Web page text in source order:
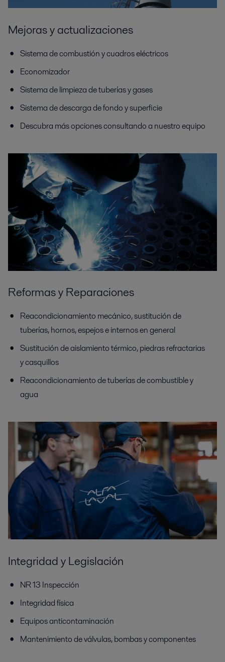
Mejoras y actualizaciones
Sistema de combustión y cuadros eléctricos
Economizador
Sistema de limpieza de tuberías y gases
Sistema de descarga de fondo y superficie
Descubra más opciones consultando a nuestro equipo
Reformas y Reparaciones
Reacondicionamiento mecánico, sustitución de
tuberías, hornos, espejos e internos en general
Sustitución de aislamiento térmico, piedras refractarias
y casquillos
Reacondicionamiento de tuberías de combustible y
agua
Integridad y Legislación
NR 13 Inspección
Integridad física
Equipos anticontaminación
Mantenimiento de válvulas, bombas y componentes